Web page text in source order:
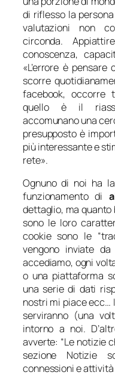
di riflesso la
valutazioni non
circonda.
conoscenza,
«L’errore è
scorre
facebook, occorre
quello è il
accomunano una
presupposto è
più interessante e
rete».
Ognuno di noi ha
funzionamento di
dettaglio, ma quanto
sono le loro
cookie sono le
vengono inviate
accediamo, ogni
o una piattaforma
una serie di dati
nostri mi piace ecc…
serviranno (una
intorno a noi.
avverte: “Le notizie
sezione Notizie
connessioni e attività